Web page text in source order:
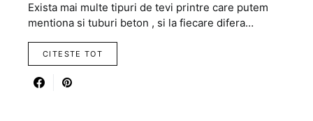
Exista mai multe tipuri de tevi printre care putem
mentiona si tuburi beton , si la fiecare difera…
CITESTE TOT